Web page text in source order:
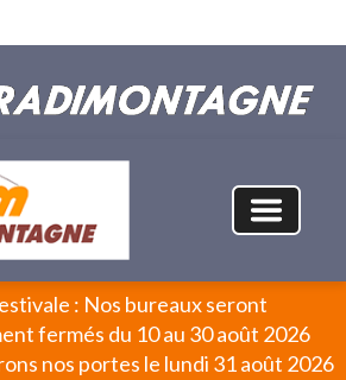
: Nos bureaux seront
fermés du 10 au 30 août 2026
nos portes le lundi 31 août 2026